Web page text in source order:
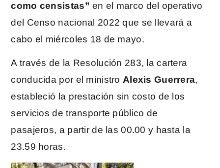
como censistas” en el marco del operativo
del Censo nacional 2022 que se llevará a
cabo el miércoles 18 de mayo.
A través de la Resolución 283, la cartera
conducida por el ministro Alexis Guerrera,
estableció la prestación sin costo de los
servicios de transporte público de
pasajeros, a partir de las 00.00 y hasta la
23.59 horas.